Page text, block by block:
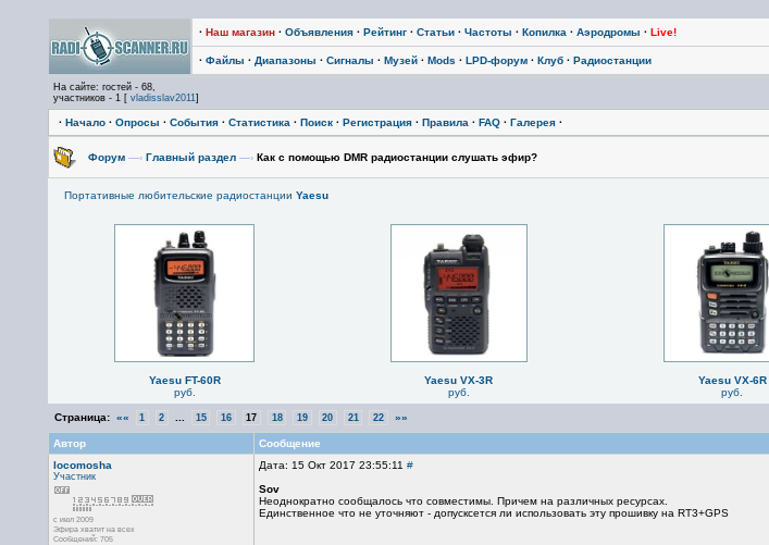
· Наш магазин· Объявления· Рейтинг· Статьи· Частоты · Копилка · Аэродромы · Live!
· Файлы · Диапазоны · Сигналы · Музей· Mods · LPD-форум· Клуб· Радиостанции
На сайте: гостей - 68,
участников - 1 [ vladisslav2011]
· Начало· Опросы · События· Статистика · Поиск· Регистрация· Правила · FAQ· Галерея·
Форум —› Главный раздел —›Как с помощью DMR радиостанции слушать эфир?
Портативные любительские радиостанции Yaesu
Yaesu FT-60R
руб.
Yaesu VX-3R
руб.
Yaesu VX-6R
руб.
Страница: «« 1 2 15 16 17 18 19 20 21 22 »»
Автор
Сообщение
locomosha
Участник
с июл 2009
Эфира хватит на всех
Сообщений: 705
Дата: 15 Окт 2017 23:55:11 #
Sov
Неоднократно сообщалось что совместимы. Причем на различных ресурсах.
Единственное что не уточняют - допусксется ли использовать эту прошивку на RT3+GPS